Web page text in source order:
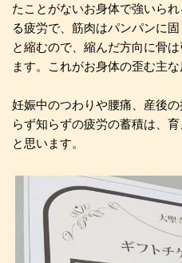
たことがないお身体で強いら
る疲労で、筋肉はパンパンに
と縮むので、縮んだ方向に骨
ます。これがお身体の歪む主な
妊娠中のつわりや腰痛、産後
らず知らずの疲労の蓄積は、
と思います。